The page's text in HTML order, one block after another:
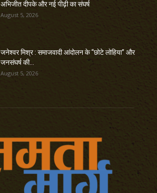
अभिजीत दीपके और नई पीढ़ी का संघर्ष
August 5, 2026
जनेश्वर मिश्र : समाजवादी आंदोलन के “छोटे लोहिया” और
जनसंघर्ष की...
August 5, 2026